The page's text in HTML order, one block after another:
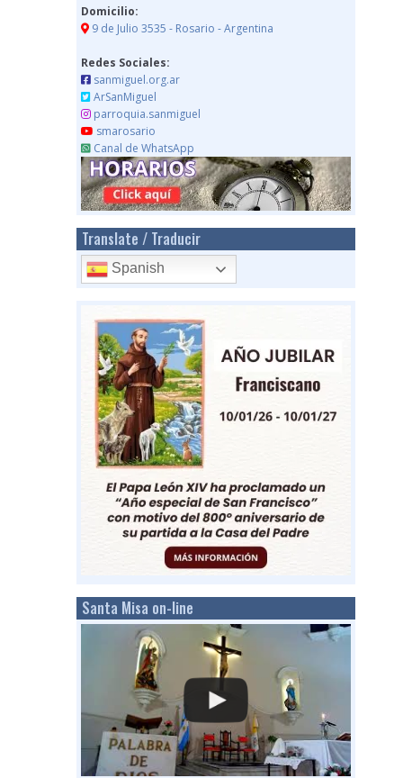
Domicilio:
9 de Julio 3535 - Rosario - Argentina
Redes Sociales:
sanmiguel.org.ar
ArSanMiguel
parroquia.sanmiguel
smarosario
Canal de WhatsApp
Translate / Traducir
Spanish
Santa Misa on-line